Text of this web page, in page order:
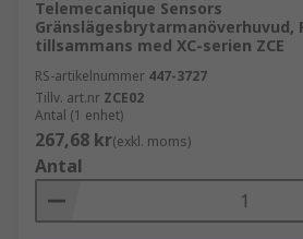
Telemecanique Sensors
Gränslägesbrytarmanöverhuvud,
tillsammans med XC-serien ZCE
RS-artikelnummer 447-3727
Tillv. art.nr ZCE02
Antal (1 enhet)
267,68 kr(exkl. moms)
Antal